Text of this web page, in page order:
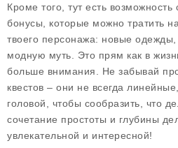
Кроме того, тут есть возможность
бонусы, которые можно тратить
твоего персонажа: новые
модную муть. Это прям как в
больше внимания. Не забывай
квестов – они не всегда
головой, чтобы сообразить, что
сочетание простоты и глубины
увлекательной и интересной!